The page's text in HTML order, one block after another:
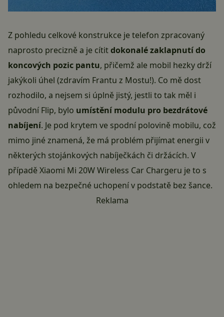
Z pohledu celkové konstrukce je telefon zpracovaný
naprosto precizně a je cítitdokonalé zaklapnutí do
koncových pozic pantu, přičemž ale mobil hezky drží
jakýkoli úhel (zdravím Frantu z Mostu!). Co mě dost
rozhodilo, a nejsem si úplně jistý, jestli to tak měl i
původní Flip, bylo umístění modulu pro bezdrátové
nabíjení. Je pod krytem ve spodní polovině mobilu, což
mimo jiné znamená, že má problém přijímat energii v
některých stojánkových nabíječkách či držácích. V
případě Xiaomi Mi 20W Wireless Car Chargeru je to s
ohledem na bezpečné uchopení v podstatě bez šance.
Reklama